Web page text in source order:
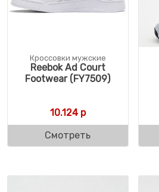
Кроссовки мужские
Reebok Ad Court
Footwear (FY7509)
10.124р
Смотреть